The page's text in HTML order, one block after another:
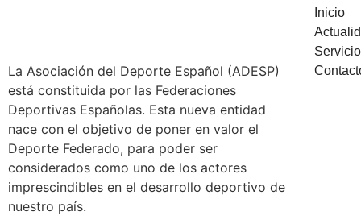
La Asociación del Deporte Español (ADESP)
está constituida por las Federaciones
Deportivas Españolas. Esta nueva entidad
nace con el objetivo de poner en valor el
Deporte Federado, para poder ser
considerados como uno de los actores
imprescindibles en el desarrollo deportivo de
nuestro país.
Inicio